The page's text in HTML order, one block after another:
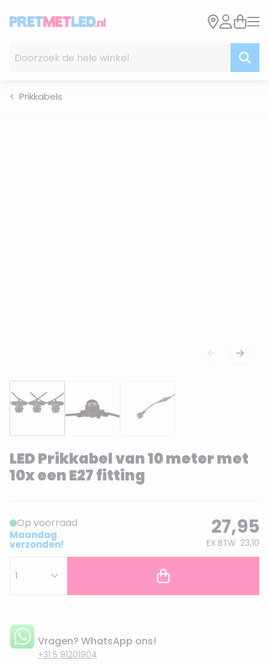
Prikkabels
LED Prikkabel van 10 meter met
10x een E27 fitting
Op voorraad
Maandag
verzonden!
27,95
EX BTW 23,10
Vragen? WhatsApp ons!
+31 5 91201904